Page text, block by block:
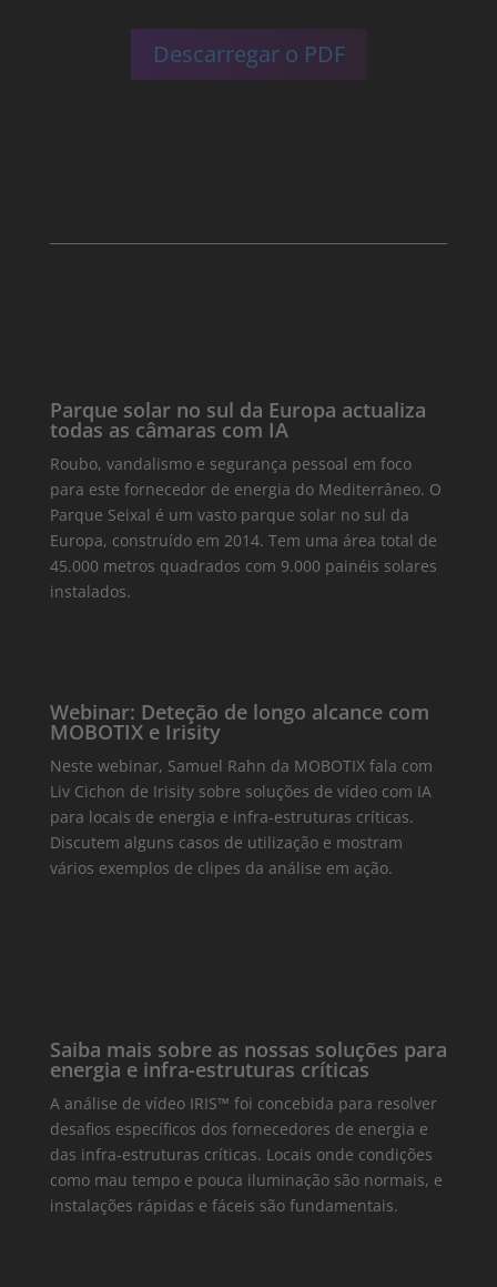
Descarregar o PDF
Parque solar no sul da Europa actualiza
todas as câmaras com IA
Roubo, vandalismo e segurança pessoal em foco
para este fornecedor de energia do Mediterrâneo. O
Parque Seixal é um vasto parque solar no sul da
Europa, construído em 2014. Tem uma área total de
45.000 metros quadrados com 9.000 painéis solares
instalados.
Webinar: Deteção de longo alcance com
MOBOTIX e Irisity
Neste webinar, Samuel Rahn da MOBOTIX fala com
Liv Cichon de Irisity sobre soluções de vídeo com IA
para locais de energia e infra-estruturas críticas.
Discutem alguns casos de utilização e mostram
vários exemplos de clipes da análise em ação.
Saiba mais sobre as nossas soluções para
energia e infra-estruturas críticas
A análise de vídeo IRIS™ foi concebida para resolver
desafios específicos dos fornecedores de energia e
das infra-estruturas críticas. Locais onde condições
como mau tempo e pouca iluminação são normais, e
instalações rápidas e fáceis são fundamentais.